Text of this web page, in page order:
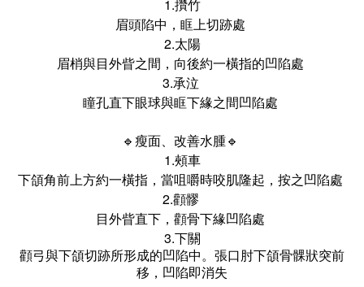
1.攢竹
眉頭陷中，眶上切跡處
2.太陽
眉梢與目外眥之間，向後約一橫指的凹陷處
3.承泣
瞳孔直下眼球與眶下緣之間凹陷處
🔹瘦面、改善水腫🔹
1.頰車
下頜角前上方約一橫指，當咀嚼時咬肌隆起，按之凹陷處
2.顴髎
目外眥直下，顴骨下緣凹陷處
3.下關
顴弓與下頜切跡所形成的凹陷中。張口肘下頜骨髁狀突前
移，凹陷即消失